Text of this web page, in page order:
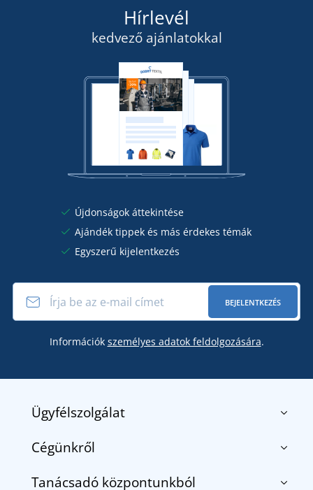
Hírlevél
kedvező ajánlatokkal
Újdonságok áttekintése
Ajándék tippek és más érdekes témák
Egyszerű kijelentkezés
BEJELENTKEZÉS
Információk személyes adatok feldolgozására.
Ügyfélszolgálat
Kapcsolat
Cégünkről
Rólunk
Tanácsadó központunkból